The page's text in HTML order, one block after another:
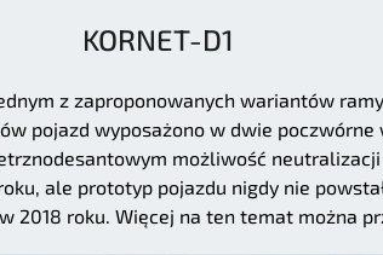
KORNET-D1
z zaproponowanych wariantów
pojazd wyposażono w dwie poczwórne
możliwość neutralizacji
ale prototyp pojazdu nigdy nie
2018 roku. Więcej na ten temat można